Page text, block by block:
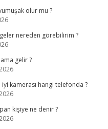
olur mu ?
nereden görebilirim ?
gelir ?
iyi kamerası hangi telefonda ?
kişiye ne denir ?